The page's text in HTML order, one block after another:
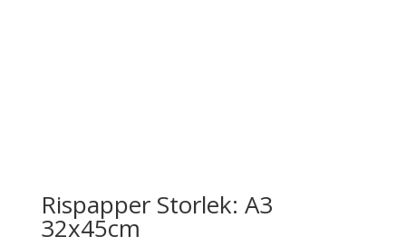
Rispapper Storlek: A3
32x45cm